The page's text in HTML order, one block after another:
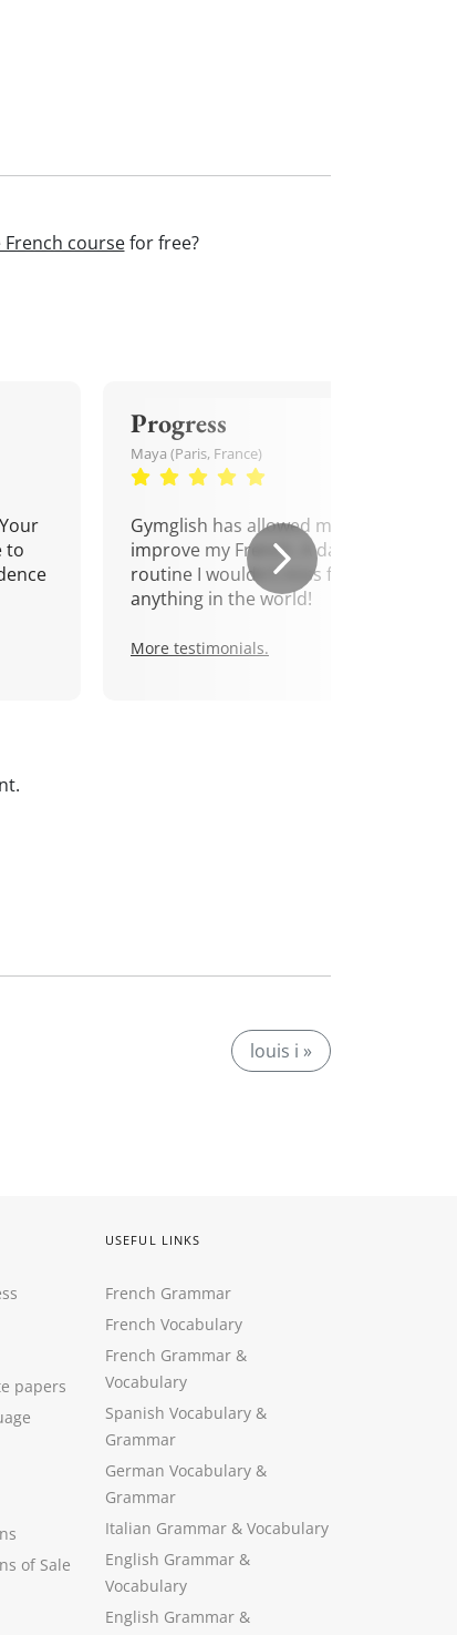
French coursefor free?
to
Progress
Maya (Paris, France)
Gymglish has allowed me to
improve my French. A daily
routine I wouldn't miss for
anything in the world!
More testimonials.
louis i »
papers
of Sale
USEFUL LINKS
French Grammar
French Vocabulary
French Grammar &
Vocabulary
Spanish Vocabulary &
Grammar
German Vocabulary &
Grammar
Italian Grammar & Vocabulary
English Grammar &
Vocabulary
English Grammar &